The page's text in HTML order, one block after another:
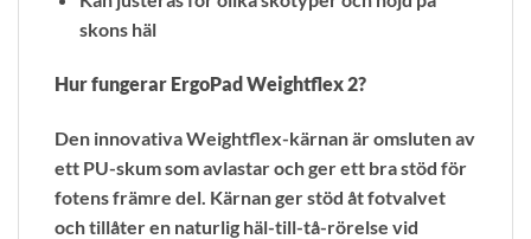
skons häl
Hur fungerar ErgoPad Weightflex 2?
Den innovativa Weightflex-kärnan är omsluten av
ett PU-skum som avlastar och ger ett bra stöd för
fotens främre del. Kärnan ger stöd åt fotvalvet
och tillåter en naturlig häl-till-tå-rörelse vid